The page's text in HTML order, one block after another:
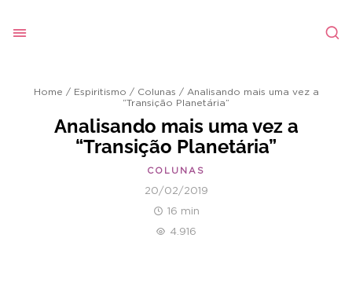
Home / Espiritismo / Colunas / Analisando mais uma vez a
“Transição Planetária”
Analisando mais uma vez a
“Transição Planetária”
COLUNAS
20/02/2019
16 min
4.916